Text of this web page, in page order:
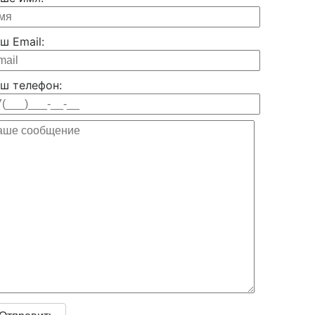
Email:
телефон: